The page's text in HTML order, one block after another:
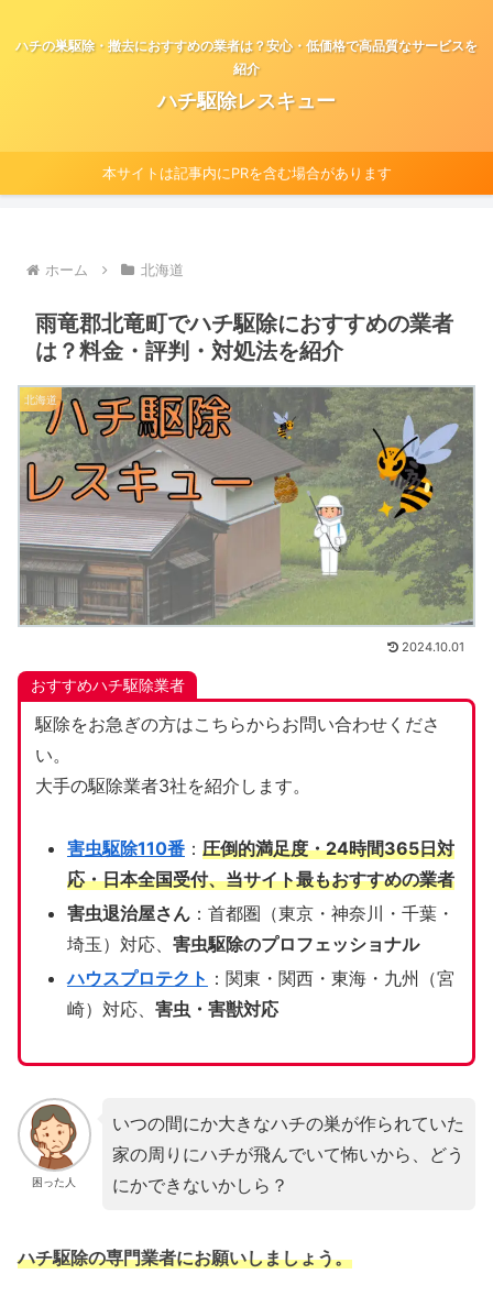
ハチの巣駆除・撤去におすすめの業者は？安心・低価格で高品質なサービスを
紹介
ハチ駆除レスキュー
本サイトは記事内にPRを含む場合があります
ホーム 北海道
雨竜郡北竜町でハチ駆除におすすめの業者
は？料金・評判・対処法を紹介
北海道
2024.10.01
おすすめハチ駆除業者
駆除をお急ぎの方はこちらからお問い合わせくださ
い。
大手の駆除業者3社を紹介します。
害虫駆除110番： 圧倒的満足度・24時間365日対
応・日本全国受付、当サイト最もおすすめの業者
害虫退治屋さん：首都圏（東京・神奈川・千葉・
埼玉）対応、 害虫駆除のプロフェッショナル
ハウスプロテクト ：関東・関西・東海・九州（宮
崎）対応、 害虫・害獣対応
困った人
いつの間にか大きなハチの巣が作られていた
家の周りにハチが飛んでいて怖いから、どう
にかできないかしら？
ハチ駆除の専門業者にお願いしましょう。